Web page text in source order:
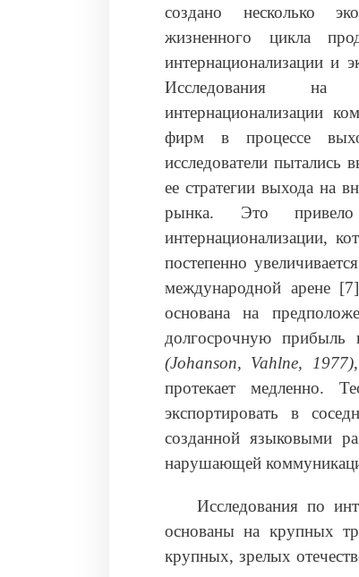
создано несколько
жизненного цикла
интернационализации и
Исследования на
интернационализации
фирм в процессе
исследователи
ее стратегии выхода на
рынка. Это
интернационализации,
постепенно
международной арене [7]
основана на
долгосрочную прибыль
(Johanson, Vahlne, 1977)
протекает медленно.
экспортировать в
созданной языковыми
нарушающей
Исследования по
основаны на крупных
крупных, зрелых